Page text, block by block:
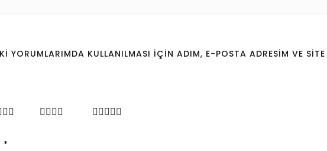
YORUMLARIMDA KULLANILMASI IÇIN ADIM, E-POSTA ADRESIM VE
*